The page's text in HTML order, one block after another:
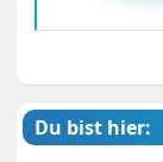
Du bist hier: